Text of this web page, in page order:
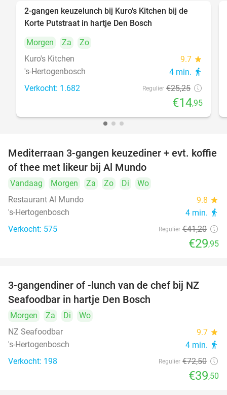
2-gangen keuzelunch bij Kuro's Kitchen bij de
Korte Putstraat in hartje Den Bosch
Morgen
Za
Zo
Kuro's Kitchen
9.7 star
's-Hertogenbosch 4 min. directions_walk
Verkocht: 1.682 Regulier €25,25
€14,95
27%
Mediterraan 3-gangen keuzediner + evt. koffie
of thee met likeur bij Al Mundo
Vandaag Morgen Za Zo Di
Wo
Restaurant Al Mundo
9.8 star
's-Hertogenbosch 4 min. directions_walk
Verkocht: 575 Regulier €41,20
€29,95
46%
3-gangendiner of -lunch van de chef bij NZ
Seafoodbar in hartje Den Bosch
Morgen Za Di
Wo
NZ Seafoodbar
9.7 star
's-Hertogenbosch 4 min. directions_walk
Verkocht: 198 Regulier €72,50
€39,50